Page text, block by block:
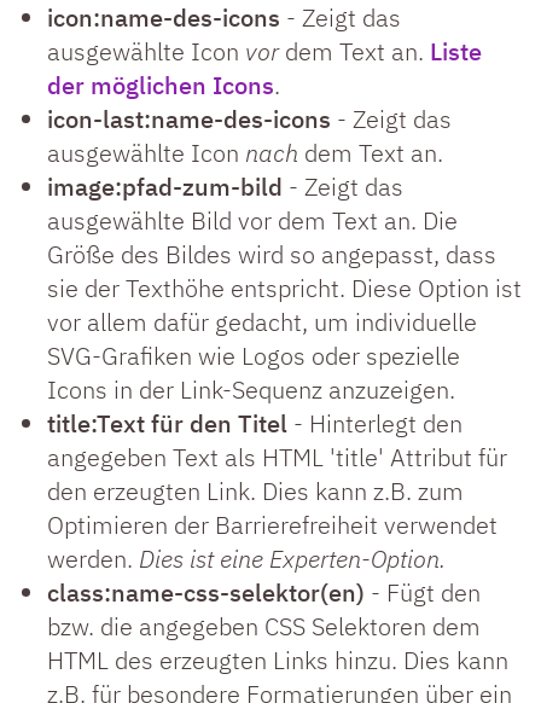
icon:name-des-icons - Zeigt das
ausgewählte Icon vordem Text an. Liste
der möglichen Icons.
icon-last:name-des-icons - Zeigt das
ausgewählte Icon nach dem Text an.
image:pfad-zum-bild - Zeigt das
ausgewählte Bild vor dem Text an. Die
Größe des Bildes wird so angepasst, dass
sie der Texthöhe entspricht. Diese Option ist
vor allem dafür gedacht, um individuelle
SVG-Grafiken wie Logos oder spezielle
Icons in der Link-Sequenz anzuzeigen.
title:Text für den Titel - Hinterlegt den
angegeben Text als HTML 'title' Attribut für
den erzeugten Link. Dies kann z.B. zum
Optimieren der Barrierefreiheit verwendet
werden. Dies ist eine Experten-Option.
class:name-css-selektor(en) - Fügt den
bzw. die angegeben CSS Selektoren dem
HTML des erzeugten Links hinzu. Dies kann
z.B. für besondere Formatierungen über ein